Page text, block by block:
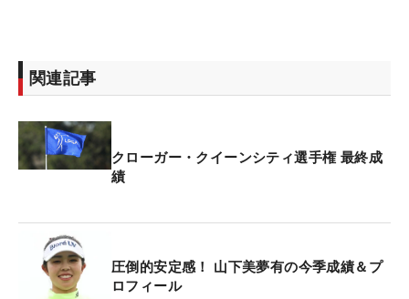
「きょうはショットが下りにつくことが多かった。
打てないし、なかなかライン取りも難しい。（4番
ンが違いましたね。少し切れるとは思ったけど、下
りの分、タッチが強く入った」。ここはやはり、
「あのパットは決めたかった」と悔やむシーンだ。
ただ、ショットの手応えは日に日に増している。最
初のバーディとなった6番パー5はセミラフからの3
打目を90センチにつけて奪ったもの。そこからも2
関連記事
クローガー・クイーンシティ選手権 最終成
績
圧倒的安定感！ 山下美夢有の今季成績＆プ
ロフィール